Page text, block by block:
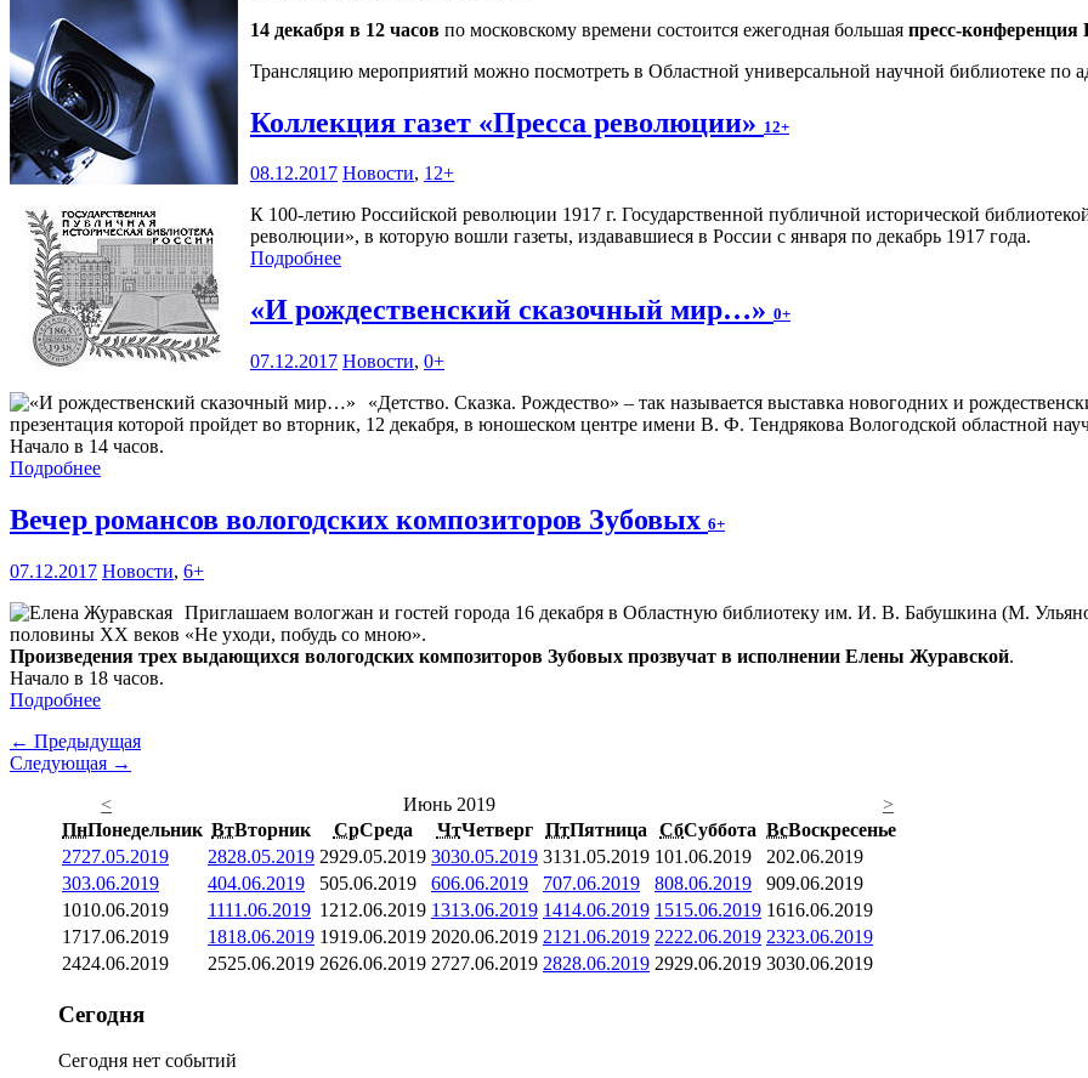
14 декабря в 12 часов по московскому времени состоится ежегодная большая пресс-
Трансляцию мероприятий можно посмотреть в Областной универсальной научной библиотеке по
Коллекция газет «Пресса революции» 12+
08.12.2017 Новости, 12+
К 100-летию Российской революции 1917 г. Государственной публичной исторической
революции», в которую вошли газеты, издававшиеся в России с января по декабрь 1917 года.
Подробнее
«И рождественский сказочный мир…» 0+
07.12.2017 Новости, 0+
«Детство. Сказка. Рождество» – так называется выставка новогодних и
презентация которой пройдет во вторник, 12 декабря, в юношеском центре имени В. Ф. Тендрякова Вологодской областной
Начало в 14 часов.
Подробнее
Вечер романсов вологодских композиторов Зубовых 6+
07.12.2017 Новости, 6+
Приглашаем вологжан и гостей города 16 декабря в Областную библиотеку им. И. В. Бабушкина (М.
половины XX веков «Не уходи, побудь со мною».
Произведения трех выдающихся вологодских композиторов Зубовых прозвучат в исполнении Елены Журавской.
Начало в 18 часов.
Подробнее
← Предыдущая
Следующая →
<
Июнь 2019
>
ПнПонедельник ВтВторник СрСреда ЧтЧетверг ПтПятница СбСуббота ВсВоскресенье
2727.05.2019 2828.05.2019 2929.05.2019 3030.05.2019 3131.05.2019 101.06.2019 202.06.2019
303.06.2019 404.06.2019 505.06.2019 606.06.2019 707.06.2019 808.06.2019 909.06.2019
1010.06.2019 1111.06.2019 1212.06.2019 1313.06.2019 1414.06.2019 1515.06.2019 1616.06.2019
1717.06.2019 1818.06.2019 1919.06.2019 2020.06.2019 21 21.06.2019 2222.06.2019 2323.06.2019
2424.06.2019 2525.06.2019 2626.06.2019 2727.06.2019 2828.06.2019 2929.06.2019 3030.06.2019
Сегодня
Сегодня нет событий